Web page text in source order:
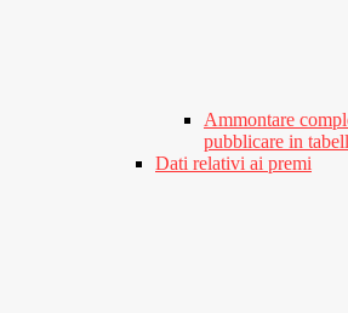
Ammontare
pubblicare in
Dati relativi ai premi